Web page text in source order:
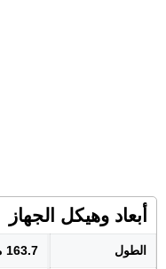
أبعاد وهيكل الجهاز
الطول 163.7 ملم